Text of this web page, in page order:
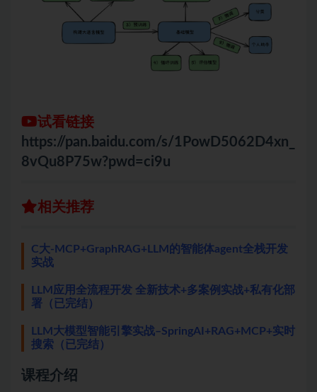
试看链接
https://pan.baidu.com/s/1PowD5062D4xn_
8vQu8P75w?pwd=ci9u
相关推荐
C大-MCP+GraphRAG+LLM的智能体agent全栈开发
实战
LLM应用全流程开发 全新技术+多案例实战+私有化部
署（已完结）
LLM大模型智能引擎实战–SpringAI+RAG+MCP+实时
搜索（已完结）
课程介绍